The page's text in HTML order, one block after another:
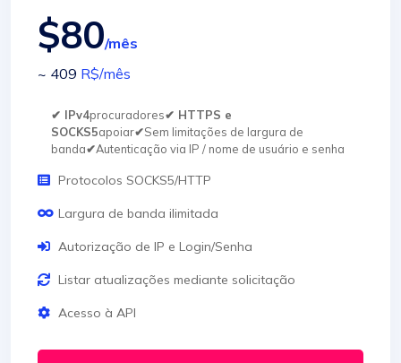
$80/mês
~ 409 R$/mês
✔ IPv4procuradores✔ HTTPS e
SOCKS5apoiar✔Sem limitações de largura de
banda✔Autenticação via IP / nome de usuário e senha
Protocolos SOCKS5/HTTP
Largura de banda ilimitada
Autorização de IP e Login/Senha
Listar atualizações mediante solicitação
Acesso à API